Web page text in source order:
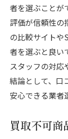
者を選ぶことが
評価が信頼性の
の比較サイトや
者を選ぶと良い
スタッフの対応
結論として、口
安心できる業者
買取不可商